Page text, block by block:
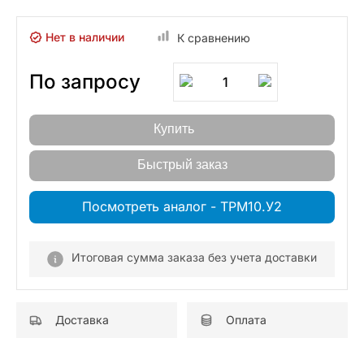
Нет в наличии К сравнению
По запросу 1
Купить
Быстрый заказ
Посмотреть аналог - ТРМ10.У2
Итоговая сумма заказа без учета доставки
Доставка Оплата